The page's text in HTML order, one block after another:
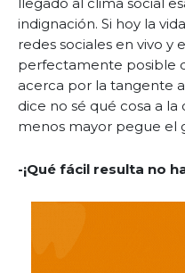
indignación. Si hoy la
redes sociales en vivo y
perfectamente posible
acerca por la tangente
dice no sé qué cosa a la
menos mayor pegue el
-¡Qué fácil resulta no